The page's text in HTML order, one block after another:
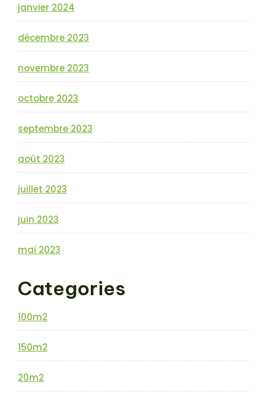
janvier 2024
décembre 2023
novembre 2023
octobre 2023
septembre 2023
août 2023
juillet 2023
juin 2023
mai 2023
Categories
100m2
150m2
20m2